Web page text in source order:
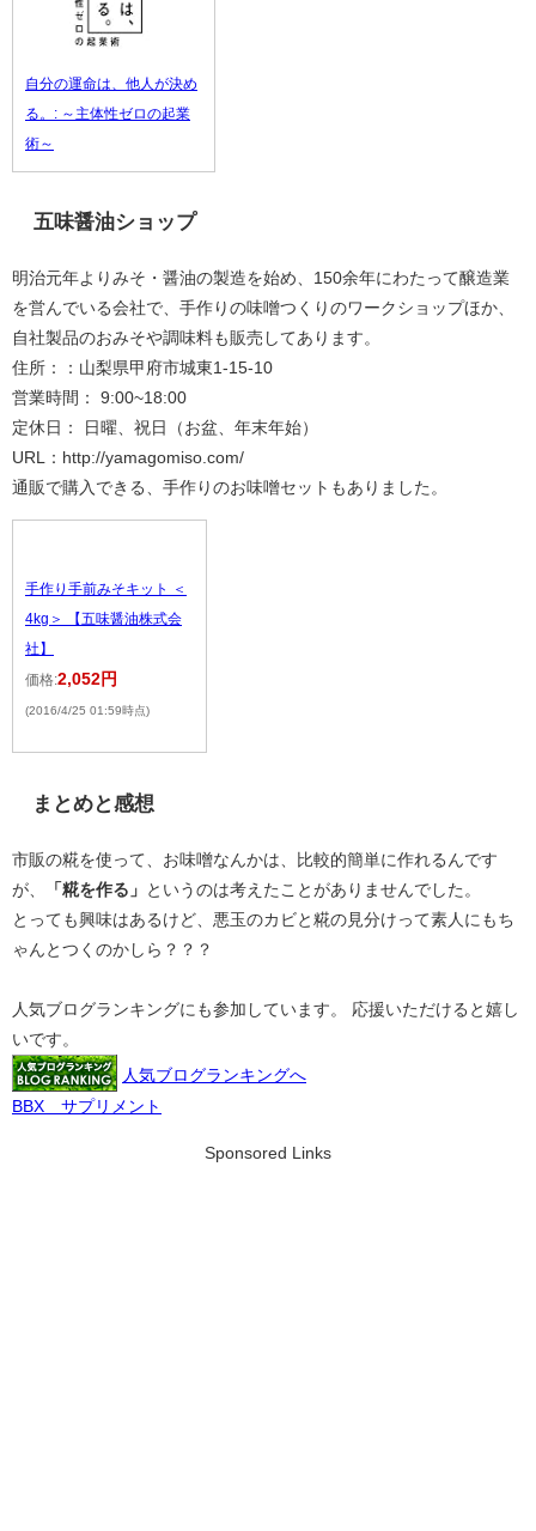
自分の運命は、他人が決め
る。: ～主体性ゼロの起業
術～
五味醤油ショップ
明治元年よりみそ・醤油の製造を始め、150余年にわたって醸造業
を営んでいる会社で、手作りの味噌つくりのワークショップほか、
自社製品のおみそや調味料も販売してあります。
住所：：山梨県甲府市城東1-15-10
営業時間： 9:00~18:00
定休日： 日曜、祝日（お盆、年末年始）
URL：http://yamagomiso.com/
通販で購入できる、手作りのお味噌セットもありました。
手作り手前みそキット ＜
4kg＞ 【五味醤油株式会
社】
価格:2,052円
(2016/4/25 01:59時点)
まとめと感想
市販の糀を使って、お味噌なんかは、比較的簡単に作れるんです
が、
「糀を作る」
というのは考えたことがありませんでした。
とっても興味はあるけど、悪玉のカビと糀の見分けって素人にもち
ゃんとつくのかしら？？？
人気ブログランキングにも参加しています。 応援いただけると嬉し
いです。
人気ブログランキングへ
BBX サプリメント
Sponsored Links